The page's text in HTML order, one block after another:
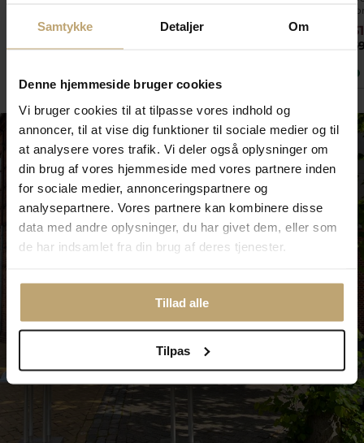
Samtykke Detaljer Om
Denne hjemmeside bruger cookies
Vi bruger cookies til at tilpasse vores indhold og
annoncer, til at vise dig funktioner til sociale medier og til
at analysere vores trafik. Vi deler også oplysninger om
din brug af vores hjemmeside med vores partnere inden
for sociale medier, annonceringspartnere og
analysepartnere. Vores partnere kan kombinere disse
data med andre oplysninger, du har givet dem, eller som
de har indsamlet fra din brug af deres tjenester.
Tillad alle
Tilpas
749,00 kr
599,20 kr 720,00 kr